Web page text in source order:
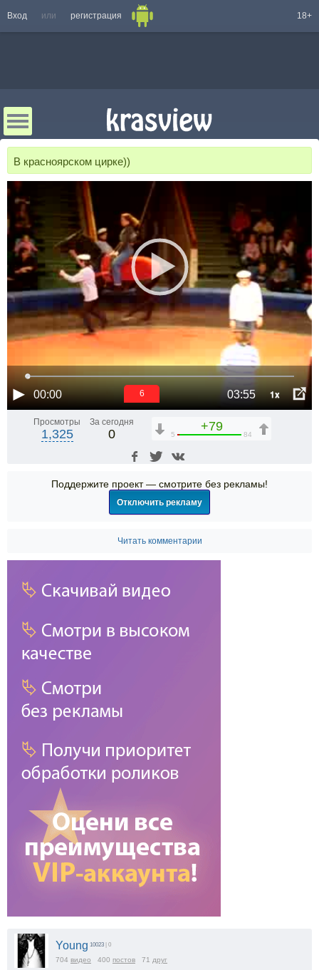
Вход или регистрация 18+
В красноярском цирке))
00:00 03:55 1x
6
Просмотры
1,325
За сегодня
0
+79
5 84
Поддержите проект — смотрите без рекламы!
Отключить рекламу
Читать комментарии
Young 10023 | 0
704 видео 400 постов 71 друг